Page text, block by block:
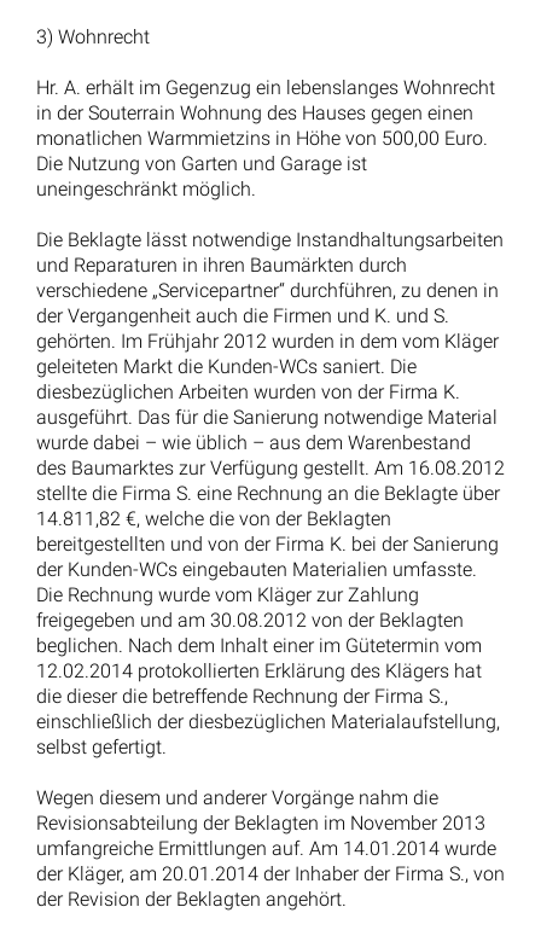
3) Wohnrecht
Hr. A. erhält im Gegenzug ein lebenslanges Wohnrecht
in der Souterrain Wohnung des Hauses gegen einen
monatlichen Warmmietzins in Höhe von 500,00 Euro.
Die Nutzung von Garten und Garage ist
uneingeschränkt möglich.
Die Beklagte lässt notwendige Instandhaltungsarbeiten
und Reparaturen in ihren Baumärkten durch
verschiedene „Servicepartner“ durchführen, zu denen in
der Vergangenheit auch die Firmen und K. und S.
gehörten. Im Frühjahr 2012 wurden in dem vom Kläger
geleiteten Markt die Kunden-WCs saniert. Die
diesbezüglichen Arbeiten wurden von der Firma K.
ausgeführt. Das für die Sanierung notwendige Material
wurde dabei – wie üblich – aus dem Warenbestand
des Baumarktes zur Verfügung gestellt. Am 16.08.2012
stellte die Firma S. eine Rechnung an die Beklagte über
14.811,82 €, welche die von der Beklagten
bereitgestellten und von der Firma K. bei der Sanierung
der Kunden-WCs eingebauten Materialien umfasste.
Die Rechnung wurde vom Kläger zur Zahlung
freigegeben und am 30.08.2012 von der Beklagten
beglichen. Nach dem Inhalt einer im Gütetermin vom
12.02.2014 protokollierten Erklärung des Klägers hat
die dieser die betreffende Rechnung der Firma S.,
einschließlich der diesbezüglichen Materialaufstellung,
selbst gefertigt.
Wegen diesem und anderer Vorgänge nahm die
Revisionsabteilung der Beklagten im November 2013
umfangreiche Ermittlungen auf. Am 14.01.2014 wurde
der Kläger, am 20.01.2014 der Inhaber der Firma S., von
der Revision der Beklagten angehört.